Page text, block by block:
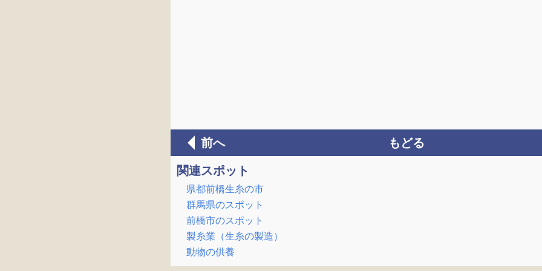
前へ もどる
関連スポット
県都前橋生糸の市
群馬県のスポット
前橋市のスポット
製糸業（生糸の製造）
動物の供養